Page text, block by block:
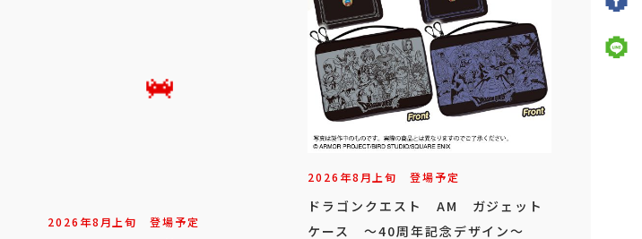
2026年8月上旬 登場予定
2026年8月上旬 登場予定
ドラゴンクエスト AM ガジェット
ケース ～40周年記念デザイン～